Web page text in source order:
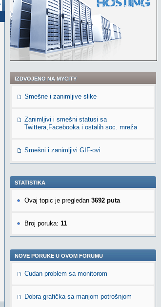
IZDVOJENO NA MYCITY
Smešne i zanimljive slike
Zanimljivi i smešni statusi sa
Twittera,Facebooka i ostalih soc. mreža
Smešni i zanimljivi GIF-ovi
STATISTIKA
Ovaj topic je pregledan 3692 puta
Broj poruka: 11
NOVE PORUKE U OVOM FORUMU
Cudan problem sa monitorom
Dobra grafička sa manjom potrošnjom